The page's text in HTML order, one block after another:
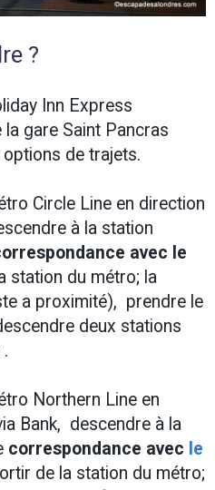
?
Inn Express
gare Saint Pancras
de trajets.
Circle Line en direction
à la station
avec le
station du métro; la
a proximité), prendre le
deux stations
Northern Line en
Bank, descendre à la
correspondance avec le
de la station du métro;